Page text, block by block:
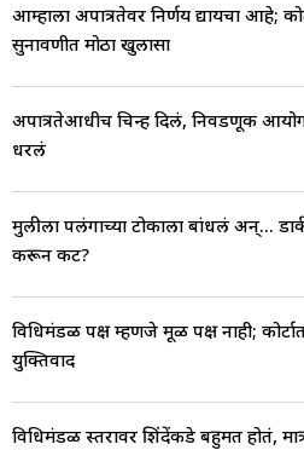
आम्हाला अपात्रतेवर निर्णय द्यायचा आहे;
सुनावणीत मोठा खुलासा
अपात्रतेआधीच चिन्ह दिलं, निवडणूक
धरलं
मुलीला पलंगाच्या टोकाला बांधलं अन्...
करून कट?
विधिमंडळ पक्ष म्हणजे मूळ पक्ष नाही;
युक्तिवाद
विधिमंडळ स्तरावर शिंदेंकडे बहुमत होतं,